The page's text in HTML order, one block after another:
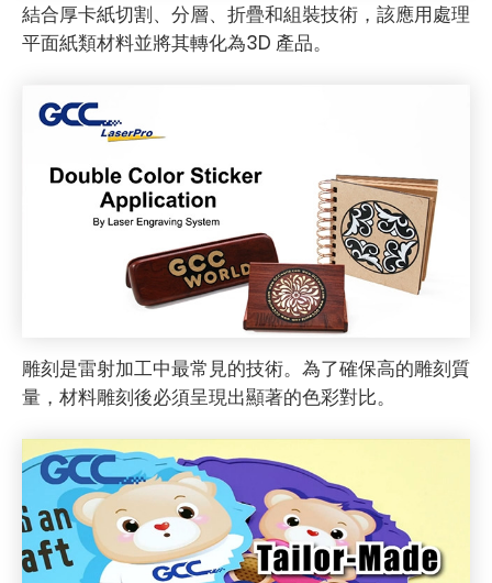
結合厚卡紙切割、分層、折疊和組裝技術，該應用處理
平面紙類材料並將其轉化為3D 產品。
雕刻是雷射加工中最常見的技術。為了確保高的雕刻質
量，材料雕刻後必須呈現出顯著的色彩對比。